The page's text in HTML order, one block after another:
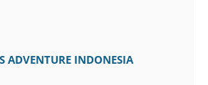
ADVENTURE INDONESIA